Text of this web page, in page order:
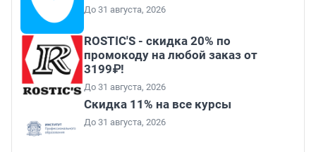
До 31 августа, 2026
ROSTIC'S - скидка 20% по
промокоду на любой заказ от
3199₽!
До 31 августа, 2026
Скидка 11% на все курсы
До 31 августа, 2026